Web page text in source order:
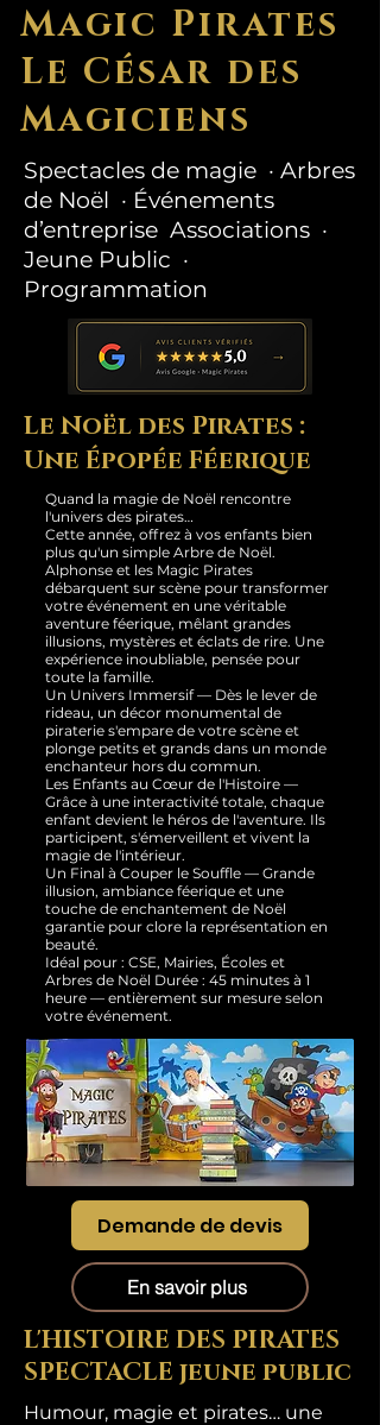
Magic Pirates
Le César des
Magiciens
Spectacles de magie · Arbres
de Noël · Événements
d’entreprise Associations ·
Jeune Public ·
Programmation
Le Noël des Pirates :
Une Épopée Féerique
Quand la magie de Noël rencontre
l'univers des pirates…
Cette année, offrez à vos enfants bien
plus qu'un simple Arbre de Noël.
Alphonse et les Magic Pirates
débarquent sur scène pour transformer
votre événement en une véritable
aventure féerique, mêlant grandes
illusions, mystères et éclats de rire. Une
expérience inoubliable, pensée pour
toute la famille.
Un Univers Immersif — Dès le lever de
rideau, un décor monumental de
piraterie s'empare de votre scène et
plonge petits et grands dans un monde
enchanteur hors du commun.
Les Enfants au Cœur de l'Histoire —
Grâce à une interactivité totale, chaque
enfant devient le héros de l'aventure. Ils
participent, s'émerveillent et vivent la
magie de l'intérieur.
Un Final à Couper le Souffle — Grande
illusion, ambiance féerique et une
touche de enchantement de Noël
garantie pour clore la représentation en
beauté.
Idéal pour : CSE, Mairies, Écoles et
Arbres de Noël Durée : 45 minutes à 1
heure — entièrement sur mesure selon
votre événement.
Demande de devis
En savoir plus
L'HISTOIRE DES PIRATES
SPECTACLE jeune public
Humour, magie et pirates… une